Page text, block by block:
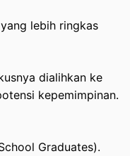
lebih ringkas
dialihkan ke
kepemimpinan.
Graduates).